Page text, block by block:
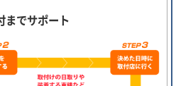
までサポート